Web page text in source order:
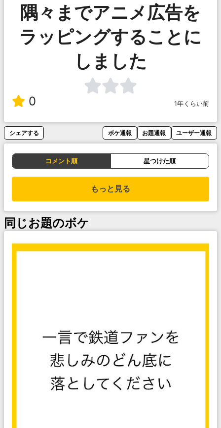
隅々までアニメ広告を
ラッピングすることに
しました
0 1年くらい前
シェアする ボケ通報 お題通報 ユーザー通報
コメント順 星つけた順
もっと見る
同じお題のボケ